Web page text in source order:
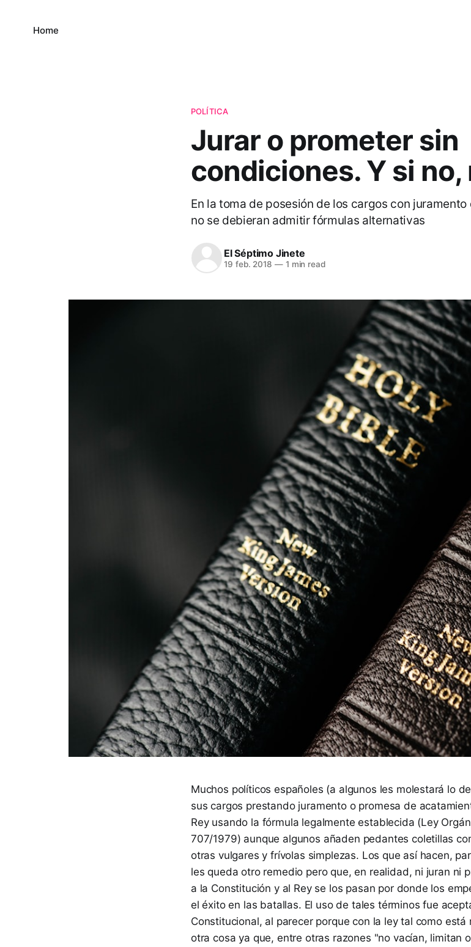
Home
POLÍTICA
Jurar o prometer sin
condiciones. Y si no,
En la toma de posesión de los cargos con
no se debieran admitir fórmulas alternativas
El Séptimo Jinete
19 feb. 2018 —1 min read
Muchos políticos españoles (a algunos les molestará lo
sus cargos prestando juramento o promesa de
Rey usando la fórmula legalmente establecida (Ley
707/1979) aunque algunos añaden pedantes coletillas
otras vulgares y frívolas simplezas. Los que así hacen,
les queda otro remedio pero que, en realidad, ni juran ni
a la Constitución y al Rey se los pasan por donde los
el éxito en las batallas. El uso de tales términos fue
Constitucional, al parecer porque con la ley tal como
otra cosa ya que, entre otras razones "no vacían, limitan